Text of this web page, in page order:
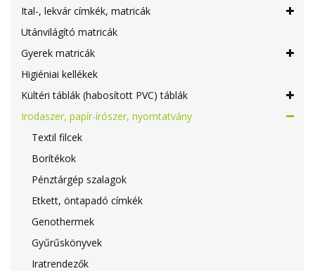
Ital-, lekvár címkék, matricák
Utánvilágító matricák
Gyerek matricák
Higiéniai kellékek
Kültéri táblák (habosított PVC) táblák
Irodaszer, papír-írószer, nyomtatvány
Textil filcek
Borítékok
Pénztárgép szalagok
Etkett, öntapadó címkék
Genothermek
Gyűrűskönyvek
Iratrendezők